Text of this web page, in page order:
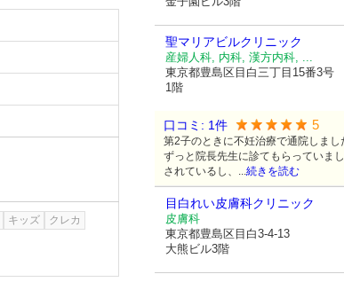
キッズ
クレカ
聖マリアビルクリニック
産婦人科, 内科, 漢方内科, ...
東京都豊島区目白三丁目15番3号
1階
口コミ: 1件 5
第2子のときに不妊治療で通院しまし
ずっと院長先生に診てもらっていま
されているし、...続きを読む
目白れい皮膚科クリニック
皮膚科
東京都豊島区目白3-4-13
大熊ビル3階